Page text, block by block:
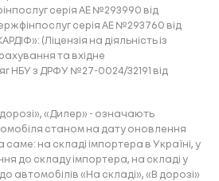
серія АЕ №293990 від
серія АЕ №293760 від
(Ліцензія на діяльність із
та вхідне
НБУ з ДРФУ №27-0024/32191 від
«Дилер» - означають
станом на дату оновлення
на складі імпортера в Україні, у
до складу імпортера, на складі у
автомобілів «На складі», «В дорозі»